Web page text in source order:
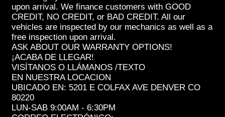
upon arrival. We finance customers with GOOD
CREDIT, NO CREDIT, or BAD CREDIT. All our
vehicles are inspected by our mechanics as well as a
free inspection upon arrival.
ASK ABOUT OUR WARRANTY OPTIONS!
¡ACABA DE LLEGAR!
VISÍTANOS O LLÁMANOS /TEXTO
EN NUESTRA LOCACION
UBICADO EN: 5201 E COLFAX AVE DENVER CO
80220
LUN-SAB 9:00AM - 6:30PM